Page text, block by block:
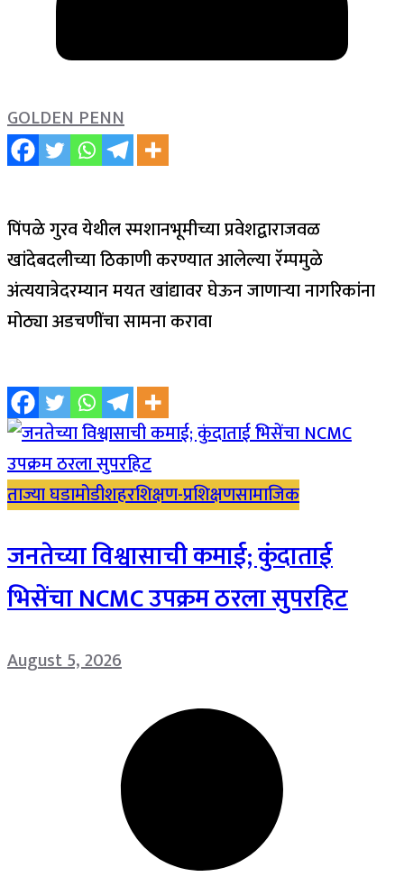
GOLDEN PENN
पिंपळे गुरव येथील स्मशानभूमीच्या प्रवेशद्वाराजवळ
खांदेबदलीच्या ठिकाणी करण्यात आलेल्या रॅम्पमुळे
अंत्ययात्रेदरम्यान मयत खांद्यावर घेऊन जाणाऱ्या नागरिकांना
मोठ्या अडचणींचा सामना करावा
ताज्या घडामोडीशहरशिक्षण-प्रशिक्षणसामाजिक
जनतेच्या विश्वासाची कमाई; कुंदाताई
भिसेंचा NCMC उपक्रम ठरला सुपरहिट
August 5, 2026